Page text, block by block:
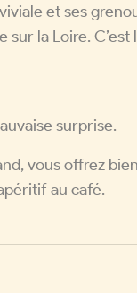
et ses
la Loire. C’est
surprise.
vous offrez
au café.